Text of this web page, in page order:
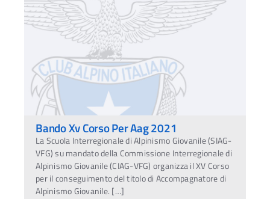
Bando Xv Corso Per Aag 2021
La Scuola Interregionale di Alpinismo Giovanile (SIAG-
VFG) su mandato della Commissione Interregionale di
Alpinismo Giovanile (CIAG-VFG) organizza il XV Corso
per il conseguimento del titolo di Accompagnatore di
Alpinismo Giovanile. […]